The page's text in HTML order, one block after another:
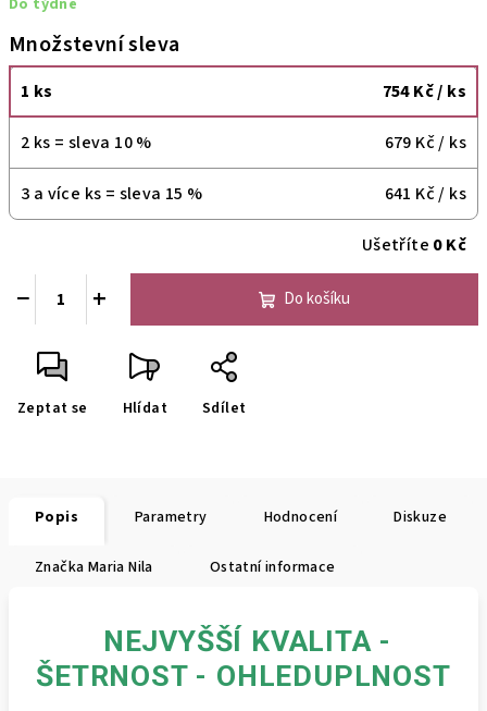
cena:
Do týdne
Množstevní sleva
1 ks 754 Kč/ ks
2 ks = sleva 10 % 679 Kč/ ks
3 a více ks = sleva 15 % 641 Kč/ ks
Ušetříte 0 Kč
+
− Do košíku
Zeptat se Hlídat Sdílet
Popis Parametry Hodnocení Diskuze
Značka Maria Nila Ostatní informace
NEJVYŠŠÍ KVALITA -
ŠETRNOST - OHLEDUPLNOST